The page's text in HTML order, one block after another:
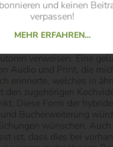
einen Essay lesen und
nutzen. Auch
Inspiration. Auch sehr gut
verweisen. Eine
Audio und Print, die
erinnerte, welches in
den zugehörigen
Diese Form der hybriden
Bucherweiterung
wünschen. Auch
ist, dass dies bei
und keinen
verpassen!
MEHR ERFAHREN…